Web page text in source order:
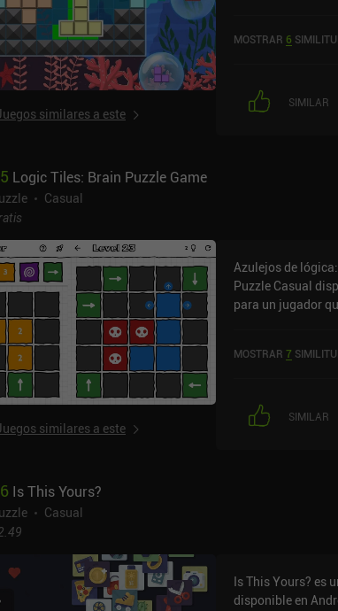
similares a este
MOSTRAR 6
SIMILAR
5 Logic Tiles: Brain Puzzle Game
Casual
similares a este
Azulejos de
Puzzle Casual
para un jugador
en junio de 2025 y
MOSTRAR 7
SIMILAR
6 Is This Yours?
Casual
Is This Yours? es
disponible en